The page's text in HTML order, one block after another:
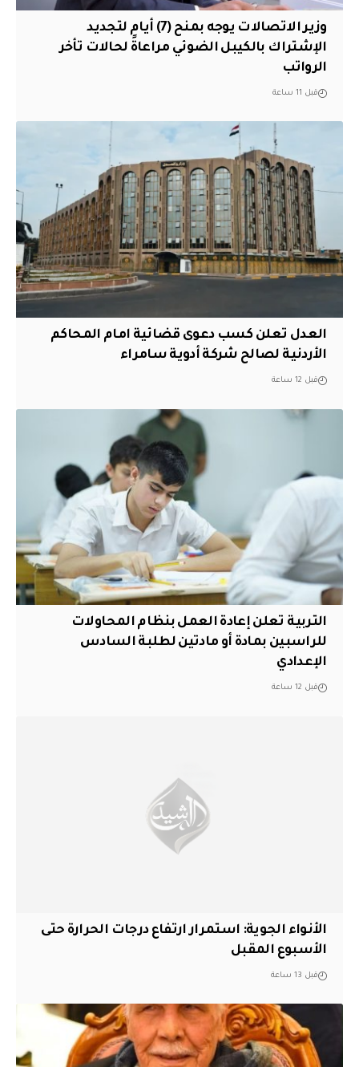
وزير الاتصالات يوجه بمنح (7) أيام لتجديد
الإشتراك بالكيبل الضوئي مراعاةً لحالات تأخر
الرواتب
قبل 11 ساعة
العدل تعلن كسب دعوى قضائية امام المحاكم
الأردنية لصالح شركة أدوية سامراء
قبل 12 ساعة
التربية تعلن إعادة العمل بنظام المحاولات
للراسبين بمادة أو مادتين لطلبة السادس
الإعدادي
قبل 12 ساعة
الأنواء الجوية: استمرار ارتفاع درجات الحرارة حتى
الأسبوع المقبل
قبل 13 ساعة